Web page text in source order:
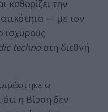
καθορίζει την
— με τον
ισχυρούς
techno στη διεθνή
ο
η Βίσση δεν